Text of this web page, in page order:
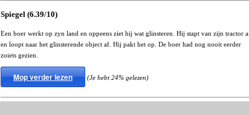
Spiegel (6.39/10)
Een boer werkt op zyn land en oppeens ziet hij wat glinsteren. Hij stapt van zijn tractor
en loopt naar het glinsterende object af. Hij pakt het op. De boer had nog nooit eerder
zoiets gezien.
Mop verder lezen (Je hebt 24% gelezen)